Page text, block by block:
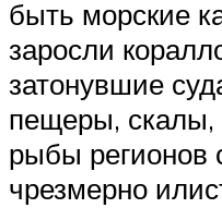
быть морские
заросли
затонувшие
пещеры, скалы,
рыбы регионов
чрезмерно